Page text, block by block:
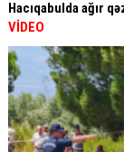
Hacıqabulda ağır
VİDEO